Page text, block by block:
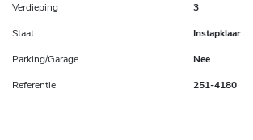
Verdieping
3
Staat
Instapklaar
Parking/Garage
Nee
Referentie
251-4180